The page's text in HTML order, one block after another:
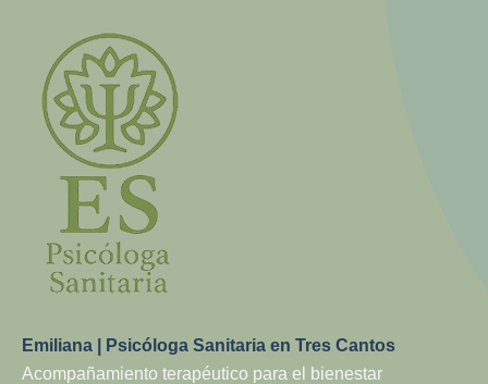
Emiliana | Psicóloga Sanitaria en Tres Cantos
Acompañamiento terapéutico para el bienestar